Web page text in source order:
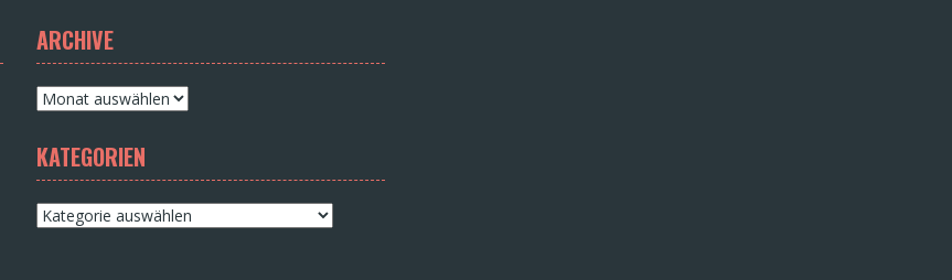
ARCHIVE
Archive
KATEGORIEN
Kategorien